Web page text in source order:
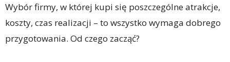
Wybór firmy, w której kupi się poszczególne atrakcje,
koszty, czas realizacji – to wszystko wymaga dobrego
przygotowania. Od czego zacząć?